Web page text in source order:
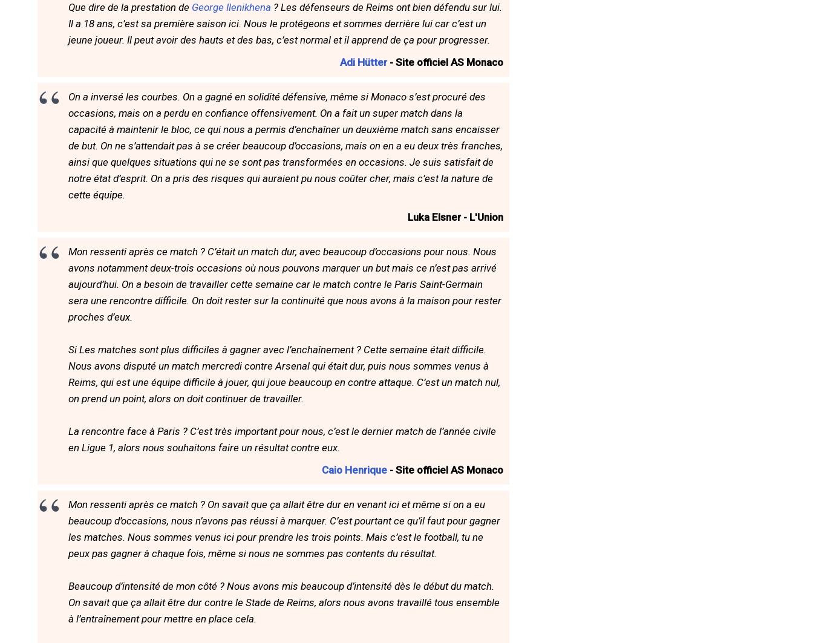
Que dire de la prestation de George Ilenikhena ? Les défenseurs de Reims ont bien défendu sur lui.
Il a 18 ans, c’est sa première saison ici. Nous le protégeons et sommes derrière lui car c’est un
jeune joueur. Il peut avoir des hauts et des bas, c’est normal et il apprend de ça pour progresser.
Adi Hütter- Site officiel AS Monaco
On a inversé les courbes. On a gagné en solidité défensive, même si Monaco s’est procuré des
occasions, mais on a perdu en confiance offensivement. On a fait un super match dans la
capacité à maintenir le bloc, ce qui nous a permis d’enchaîner un deuxième match sans encaisser
de but. On ne s’attendait pas à se créer beaucoup d’occasions, mais on en a eu deux très franches,
ainsi que quelques situations qui ne se sont pas transformées en occasions. Je suis satisfait de
notre état d’esprit. On a pris des risques qui auraient pu nous coûter cher, mais c’est la nature de
cette équipe.
Luka Elsner - L'Union
Mon ressenti après ce match ? C’était un match dur, avec beaucoup d’occasions pour nous. Nous
avons notamment deux-trois occasions où nous pouvons marquer un but mais ce n’est pas arrivé
aujourd’hui. On a besoin de travailler cette semaine car le match contre le Paris Saint-Germain
sera une rencontre difficile. On doit rester sur la continuité que nous avons à la maison pour rester
proches d’eux.
Si Les matches sont plus difficiles à gagner avec l’enchaînement ? Cette semaine était difficile.
Nous avons disputé un match mercredi contre Arsenal qui était dur, puis nous sommes venus à
Reims, qui est une équipe difficile à jouer, qui joue beaucoup en contre attaque. C’est un match nul,
on prend un point, alors on doit continuer de travailler.
La rencontre face à Paris ? C’est très important pour nous, c’est le dernier match de l’année civile
en Ligue 1, alors nous souhaitons faire un résultat contre eux.
Caio Henrique- Site officiel AS Monaco
Mon ressenti après ce match ? On savait que ça allait être dur en venant ici et même si on a eu
beaucoup d’occasions, nous n’avons pas réussi à marquer. C’est pourtant ce qu’il faut pour gagner
les matches. Nous sommes venus ici pour prendre les trois points. Mais c’est le football, tu ne
peux pas gagner à chaque fois, même si nous ne sommes pas contents du résultat.
Beaucoup d’intensité de mon côté ? Nous avons mis beaucoup d’intensité dès le début du match.
On savait que ça allait être dur contre le Stade de Reims, alors nous avons travaillé tous ensemble
à l’entraînement pour mettre en place cela.